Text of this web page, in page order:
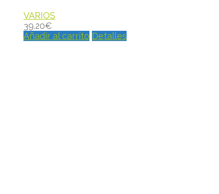
VARIOS
39.20€
Añadir al carrito Detalles